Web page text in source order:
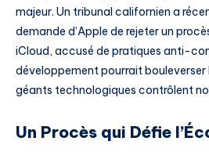
majeur. Un tribunal californien a
demande d’Apple de rejeter un
iCloud, accusé de pratiques anti-
développement pourrait bouleverser
géants technologiques contrôlent
Un Procès qui Défie